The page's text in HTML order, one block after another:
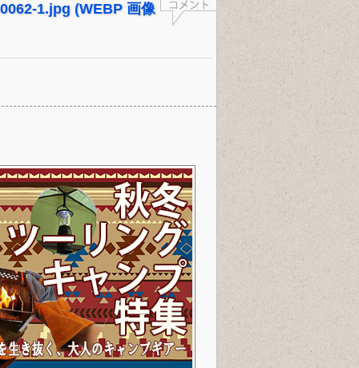
1.jpg (WEBP 画像